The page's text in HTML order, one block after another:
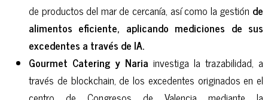
de productos del mar de cercanía, así como la gestión de
alimentos eficiente, aplicando mediciones de sus
excedentes a través de IA.
Gourmet Catering y Naria investiga la trazabilidad, a
través de blockchain, de los excedentes originados en el